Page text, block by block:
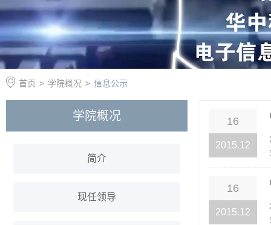
首页 > 学院概况 > 信息公示
学院概况
简介
现任领导
16
2015.12
16
2015.12